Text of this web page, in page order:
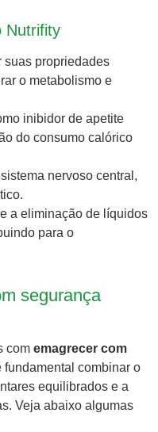
Nutrifity
suas propriedades
o metabolismo e
inibidor de apetite
do consumo calórico
nervoso central,
a eliminação de líquidos
para o
segurança
com emagrecer com
fundamental combinar o
equilibrados e a
Veja abaixo algumas